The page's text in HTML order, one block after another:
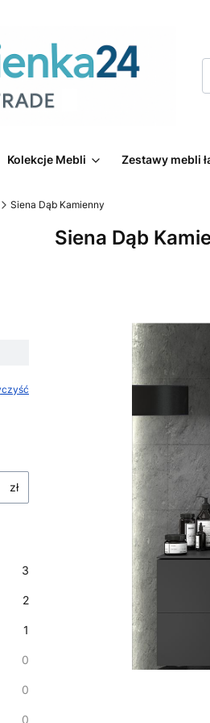
Kolekcje Mebli Zestawy mebli
Siena Dąb Kamienny
zł
3
2
1
0
0
0
Siena Dąb